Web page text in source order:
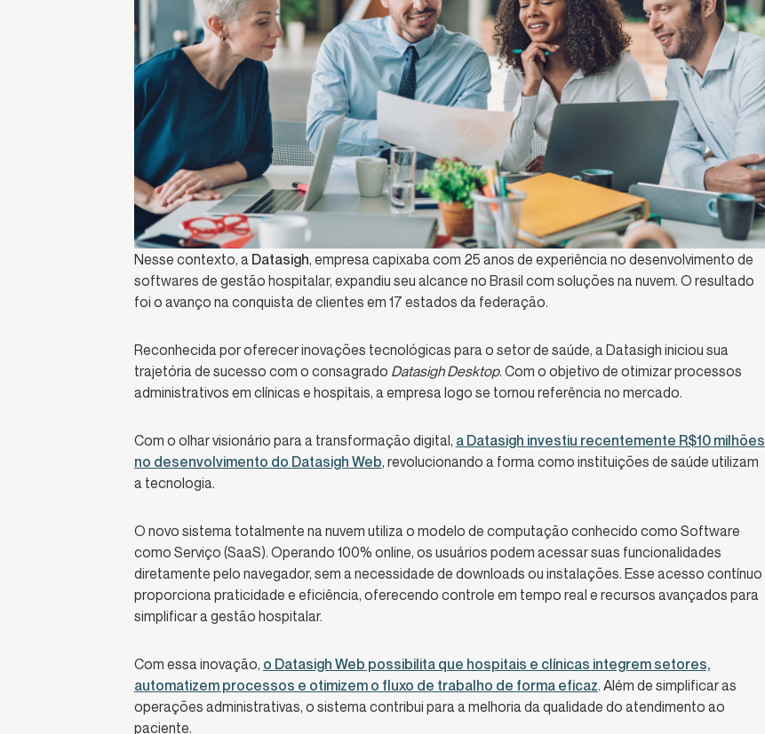
Nesse contexto, a Datasigh, empresa capixaba com 25 anos de experiência no desenvolvimento de
softwares de gestão hospitalar, expandiu seu alcance no Brasil com soluções na nuvem. O resultado
foi o avanço na conquista de clientes em 17 estados da federação.
Reconhecida por oferecer inovações tecnológicas para o setor de saúde, a Datasigh iniciou sua
trajetória de sucesso com o consagrado Datasigh Desktop. Com o objetivo de otimizar processos
administrativos em clínicas e hospitais, a empresa logo se tornou referência no mercado.
Com o olhar visionário para a transformação digital, a Datasigh investiu recentemente R$10 milhões
no desenvolvimento do Datasigh Web, revolucionando a forma como instituições de saúde utilizam
a tecnologia.
O novo sistema totalmente na nuvem utiliza o modelo de computação conhecido como Software
como Serviço (SaaS). Operando 100% online, os usuários podem acessar suas funcionalidades
diretamente pelo navegador, sem a necessidade de downloads ou instalações. Esse acesso contínuo
proporciona praticidade e eficiência, oferecendo controle em tempo real e recursos avançados para
simplificar a gestão hospitalar.
Com essa inovação, o Datasigh Web possibilita que hospitais e clínicas integrem setores,
automatizem processos e otimizem o fluxo de trabalho de forma eficaz. Além de simplificar as
operações administrativas, o sistema contribui para a melhoria da qualidade do atendimento ao
paciente.